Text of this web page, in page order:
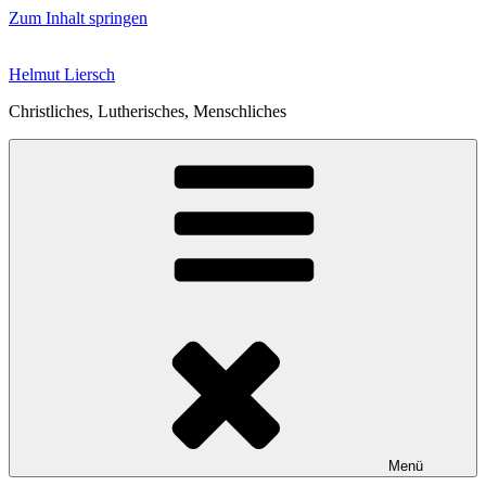
Zum Inhalt springen
Helmut Liersch
Christliches, Lutherisches, Menschliches
Menü